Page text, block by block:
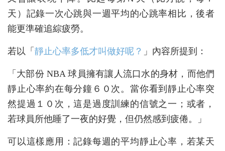
天）記錄一次心跳與一週平均的心跳率相比，後者
能更準確追綜疲勞。
若以「 靜止心率多低才叫做好呢？ 」內容所提到：
「大部份 NBA 球員擁有讓人流口水的身材，而他們
靜止心率約在每分鐘６０次。當你看到靜止心率突
然提過１０次，這是過度訓練的信號之一；或者，
若球員所他睡了一夜的好覺，但仍然感到疲倦。」
可以這樣應用：記錄每週的平均靜止心率，若某天